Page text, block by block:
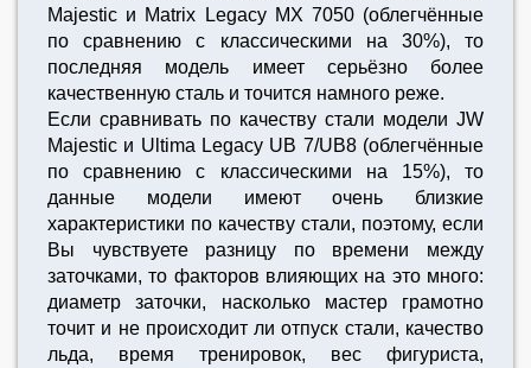
Majestic и Matrix Legacy MX 7050 (облегчённые
по сравнению с классическими на 30%), то
последняя модель имеет серьёзно более
качественную сталь и точится намного реже.
Если сравнивать по качеству стали модели JW
Majestic и Ultima Legacy UB 7/UB8 (облегчённые
по сравнению с классическими на 15%), то
данные модели имеют очень близкие
характеристики по качеству стали, поэтому, если
Вы чувствуете разницу по времени между
заточками, то факторов влияющих на это много:
диаметр заточки, насколько мастер грамотно
точит и не происходит ли отпуск стали, качество
льда, время тренировок, вес фигуриста,